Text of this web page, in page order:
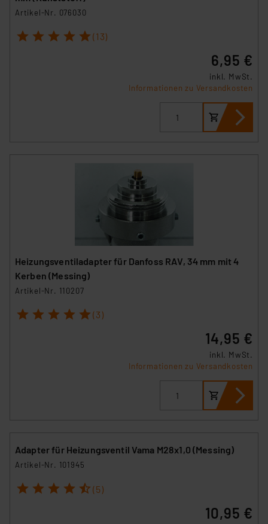
Artikel-Nr. 076030
1 2 3 4 5 (13)
6,95 €
inkl. MwSt.
Informationen zu Versandkosten
Heizungsventiladapter für Danfoss RAV, 34 mm mit 4
Kerben (Messing)
Artikel-Nr. 110207
1 2 3 4 5 (3)
14,95 €
inkl. MwSt.
Informationen zu Versandkosten
Adapter für Heizungsventil Vama M28x1,0 (Messing)
Artikel-Nr. 101945
1 2 3 4 5 (5)
10,95 €